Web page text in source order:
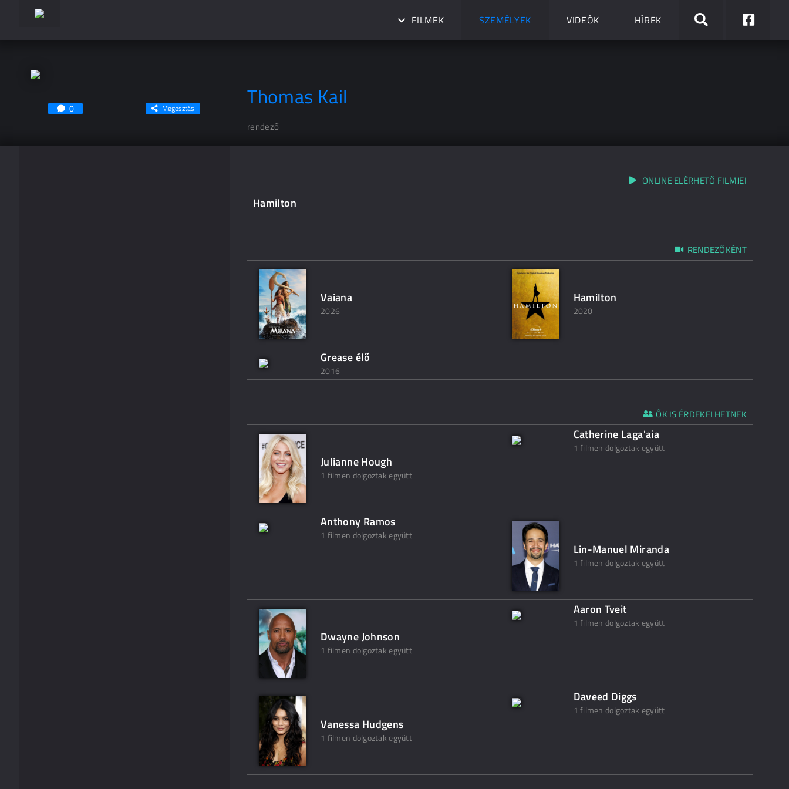
FILMEK SZEMÉLYEK VIDEÓK HÍREK
Thomas Kail
rendező
0 Megosztás
ONLINE ELÉRHETŐ FILMJEI
Hamilton
RENDEZŐKÉNT
Vaiana
2026
Hamilton
2020
Grease élő
2016
ŐK IS ÉRDEKELHETNEK
Julianne Hough
1 filmen dolgoztak együtt
Catherine Laga'aia
1 filmen dolgoztak együtt
Anthony Ramos
1 filmen dolgoztak együtt
Lin-Manuel Miranda
1 filmen dolgoztak együtt
Dwayne Johnson
1 filmen dolgoztak együtt
Aaron Tveit
1 filmen dolgoztak együtt
Vanessa Hudgens
1 filmen dolgoztak együtt
Daveed Diggs
1 filmen dolgoztak együtt